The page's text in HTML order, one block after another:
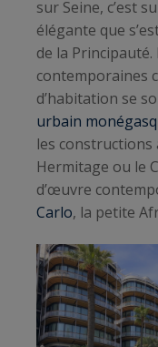
sur Seine, c’est
élégante que
de la
contemporaines
d’habitation se
urbain
les constructions
Hermitage ou le
d’œuvre
Carlo, la petite